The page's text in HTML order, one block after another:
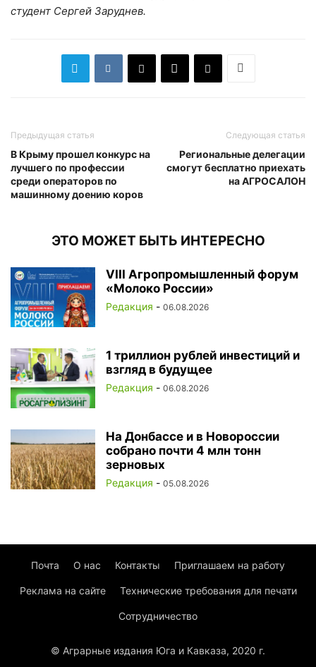
студент Сергей Заруднев.
Предыдущая статья
В Крыму прошел конкурс на
лучшего по профессии
среди операторов по
машинному доению коров
Следующая статья
Региональные делегации
смогут бесплатно приехать
на АГРОСАЛОН
ЭТО МОЖЕТ БЫТЬ ИНТЕРЕСНО
VIII Агропромышленный форум
«Молоко России»
Редакция - 06.08.2026
1 триллион рублей инвестиций и
взгляд в будущее
Редакция - 06.08.2026
На Донбассе и в Новороссии
собрано почти 4 млн тонн
зерновых
Редакция - 05.08.2026
Почта О нас Контакты Приглашаем на работу
Реклама на сайте Технические требования для печати
Сотрудничество
© Аграрные издания Юга и Кавказа, 2020 г.